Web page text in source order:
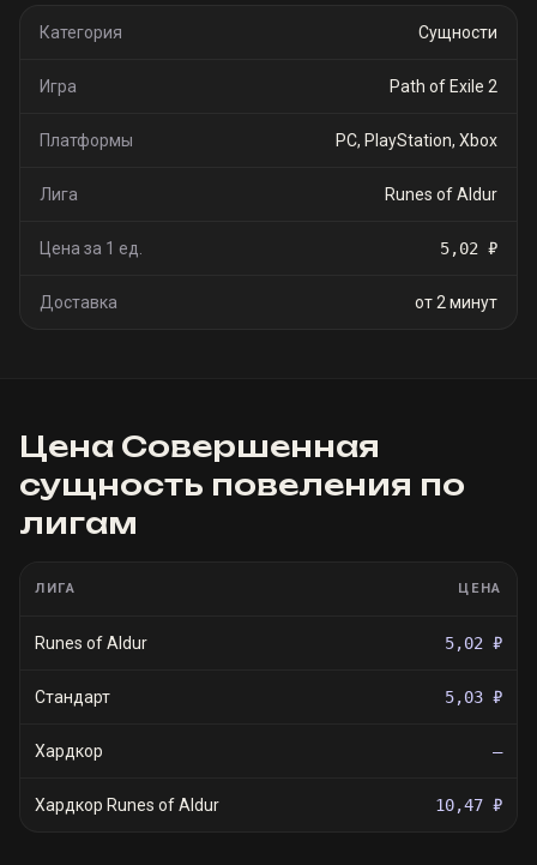
Категория Сущности
Игра Path of Exile 2
Платформы PC, PlayStation, Xbox
Лига Runes of Aldur
Цена за 1 ед. 5,02 ₽
Доставка от 2 минут
Цена Совершенная
сущность повеления по
лигам
ЛИГА ЦЕНА
Runes of Aldur 5,02 ₽
Стандарт 5,03 ₽
Хардкор —
Хардкор Runes of Aldur 10,47 ₽